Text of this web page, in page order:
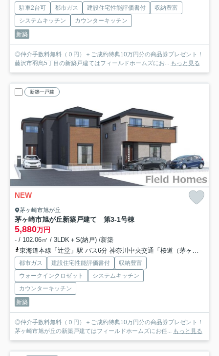
駐車2台可 都市ガス 建設住宅性能評価書付
収納豊富
システムキッチン
カウンターキッチン
新築
◎仲介手数料無料（０円）＋ご成約特典10万円分の商品券プレゼント！
藤沢市羽鳥5丁目の新築戸建てはフィールドホームズにお... もっと見る
新築一戸建
NEW
茅ヶ崎市旭が丘
茅ヶ崎市旭が丘新築戸建て 第3-1号棟
5,880万円
- / 102.06㎡ / 3LDK＋S(納戸) /新築
東海道本線「辻堂」駅 バス6分 神奈川中央交通「桜道（茅ヶ崎市）」 停歩4分
都市ガス 建設住宅性能評価書付
収納豊富
ウォークインクロゼット
システムキッチン
カウンターキッチン
新築
◎仲介手数料無料（０円）＋ご成約特典10万円分の商品券プレゼント！
茅ヶ崎市旭が丘の新築戸建てはフィールドホームズにお任... もっと見る